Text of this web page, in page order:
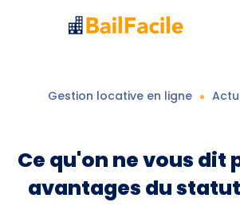
Gestion locative en ligne
Ce qu'on ne vous dit
avantages du statut